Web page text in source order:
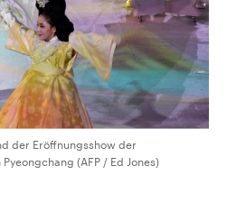
der Eröffnungsshow der
(AFP / Ed Jones)